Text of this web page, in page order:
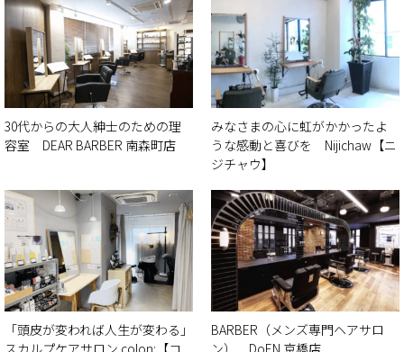
30代からの大人紳士のための理
容室 DEAR BARBER 南森町店
みなさまの心に虹がかかったよ
うな感動と喜びを Nijichaw【ニ
ジチャウ】
「頭皮が変われば人生が変わる」
スカルプケアサロン colon:【コ
BARBER（メンズ専門ヘアサロ
ン） DoEN 京橋店